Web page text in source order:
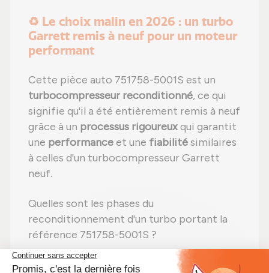
♻️ Le choix malin en 2026 : un turbo
Garrett remis à neuf pour un moteur
performant
Cette pièce auto 751758-5001S est un
turbocompresseur reconditionné, ce qui
signifie qu'il a été entièrement remis à neuf
grâce à un processus rigoureuxqui garantit
une performanceet une fiabilitésimilaires
à celles d'un turbocompresseur Garrett
neuf.
Quelles sont les phases du
reconditionnement d'un turbo portant la
référence 751758-5001S ?
Étape 1 : Désassemblage
total pour une